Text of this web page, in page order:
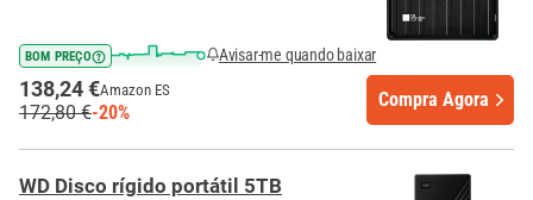
BOM PREÇO Avisar-me quando baixar
138,24 €Amazon ES
172,80 €-20%
Compra Agora
WD Disco rígido portátil 5TB